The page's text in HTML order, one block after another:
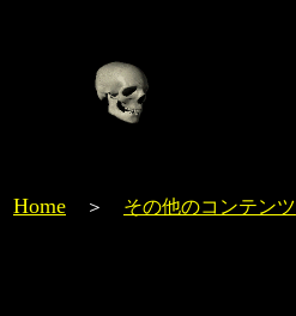
Home ＞ その他のコンテンツ